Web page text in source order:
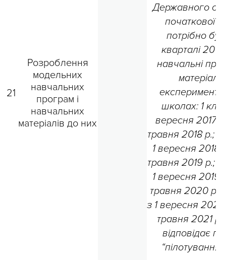
21
Розроблення
модельних
навчальних
програм і
навчальних
матеріалів до них
Державного
початкової
потрібно
кварталі
навчальні
школах: 1
вересня 2017
травня 2018 р.;
1 вересня 2018
травня 2019 р.;
1 вересня 2019
травня 2020 р.;
з 1 вересня
травня 2021
відповідає